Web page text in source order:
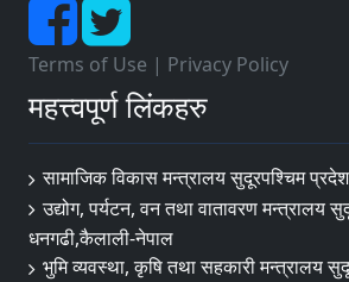
Terms of Use | Privacy Policy
महत्त्वपूर्ण लिंकहरु
सामाजिक विकास मन्त्रालय सुदूरपश्चिम
उद्योग, पर्यटन, वन तथा वातावरण मन्त्रालय
धनगढी,कैलाली-नेपाल
भुमि व्यवस्था, कृषि तथा सहकारी मन्त्रालय